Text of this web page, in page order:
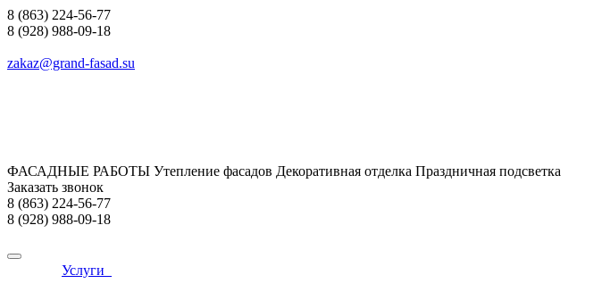
8 (863) 224-56-77
8 (928) 988-09-18
zakaz@grand-fasad.su
ФАСАДНЫЕ РАБОТЫ Утепление фасадов Декоративная отделка Праздничная подсветка
Заказать звонок
8 (863) 224-56-77
8 (928) 988-09-18
Услуги